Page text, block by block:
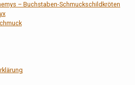
– Buchstaben-Schmuckschildkröten